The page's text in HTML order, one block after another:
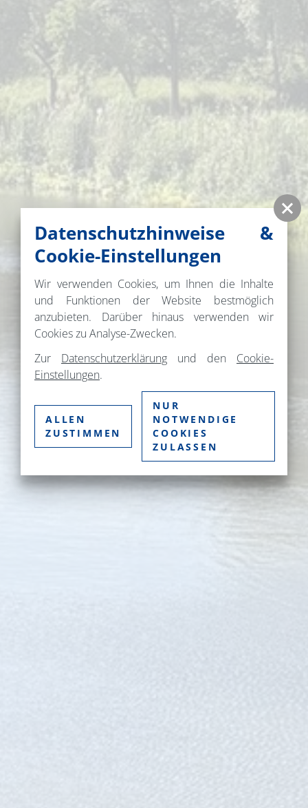
Datenschutzhinweise &
Cookie-Einstellungen
Wir verwenden Cookies, um Ihnen die Inhalte
und Funktionen der Website bestmöglich
anzubieten. Darüber hinaus verwenden wir
Cookies zu Analyse-Zwecken.
Zur Datenschutzerklärung und den Cookie-
Einstellungen.
ALLEN
ZUSTIMMEN
NUR
NOTWENDIGE
COOKIES
ZULASSEN